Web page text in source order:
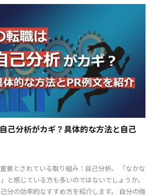
己分析がカギ？具体的な方法と自己
要とされている取り組み：自己分析。 「なかな
と感じている方も多いのではないでしょうか。
分の効率的なすすめ方を紹介します。 自分の強